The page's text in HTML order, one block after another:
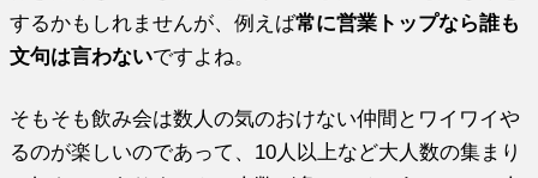
するかもしれませんが、例えば常に営業トップなら誰も
文句は言わないですよね。
そもそも飲み会は数人の気のおけない仲間とワイワイや
るのが楽しいのであって、10人以上など大人数の集まり